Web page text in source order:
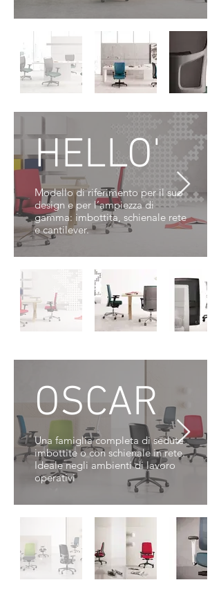
HELLO'
Modello di riferimento per il suo
design e per l’ampiezza di
gamma: imbottita, schienale rete
e cantilever.
OSCAR
Una famiglia completa di sedute
imbottite o con schienale in rete.
Ideale negli ambienti di lavoro
operativi